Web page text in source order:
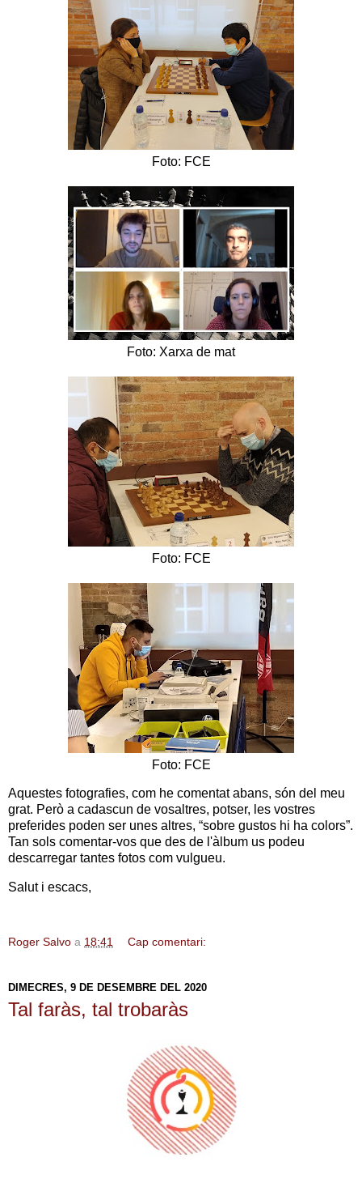
Foto: FCE
Foto: Xarxa de mat
Foto: FCE
Foto: FCE
Aquestes fotografies, com he comentat abans, són del meu
grat. Però a cadascun de vosaltres, potser, les vostres
preferides poden ser unes altres, “sobre gustos hi ha colors”.
Tan sols comentar-vos que des de l'àlbum us podeu
descarregar tantes fotos com vulgueu.
Salut i escacs,
Roger Salvo a 18:41 Cap comentari:
DIMECRES, 9 DE DESEMBRE DEL 2020
Tal faràs, tal trobaràs